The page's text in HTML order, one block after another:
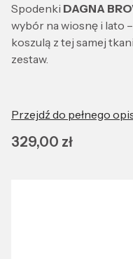
Spodenki DAGNA
wybór na wiosnę i lato
koszulą z tej samej
zestaw.
Przejdź do pełnego
Cena
329,00 zł